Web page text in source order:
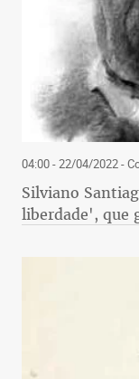
04:00 - 22/04/2022-
Silviano
liberdade', que